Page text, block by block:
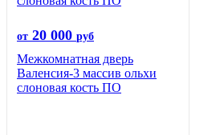
от 20 000 руб
Межкомнатная дверь
Валенсия-3 массив ольхи
слоновая кость ПО